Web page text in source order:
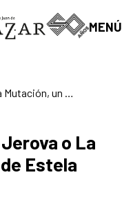
MENÚ
Jerova o La
Estela